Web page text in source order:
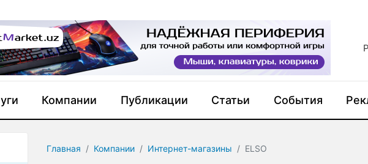
Компании Публикации Статьи События
Главная Компании Интернет-магазины ELSO